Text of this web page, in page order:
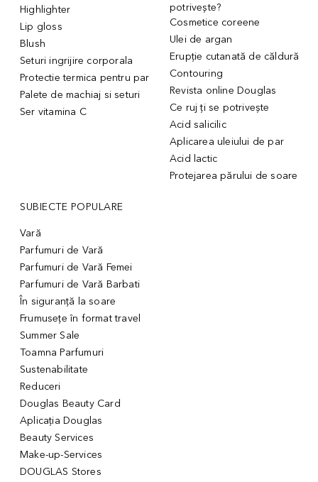
Highlighter
Lip gloss
Blush
Seturi ingrijire corporala
Protectie termica pentru par
Palete de machiaj si seturi
Ser vitamina C
potrivește?
Cosmetice coreene
Ulei de argan
Erupție cutanată de căldură
Contouring
Revista online Douglas
Ce ruj ți se potrivește
Acid salicilic
Aplicarea uleiului de par
Acid lactic
Protejarea părului de soare
SUBIECTE POPULARE
Vară
Parfumuri de Vară
Parfumuri de Vară Femei
Parfumuri de Vară Barbati
În siguranță la soare
Frumusețe în format travel
Summer Sale
Toamna Parfumuri
Sustenabilitate
Reduceri
Douglas Beauty Card
Aplicația Douglas
Beauty Services
Make-up-Services
DOUGLAS Stores